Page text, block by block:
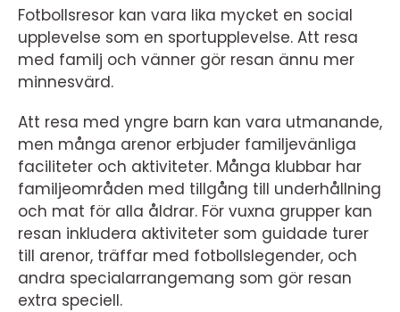
Fotbollsresor kan vara lika mycket en social
upplevelse som en sportupplevelse. Att resa
med familj och vänner gör resan ännu mer
minnesvärd.
Att resa med yngre barn kan vara utmanande,
men många arenor erbjuder familjevänliga
faciliteter och aktiviteter. Många klubbar har
familjeområden med tillgång till underhållning
och mat för alla åldrar. För vuxna grupper kan
resan inkludera aktiviteter som guidade turer
till arenor, träffar med fotbollslegender, och
andra specialarrangemang som gör resan
extra speciell.